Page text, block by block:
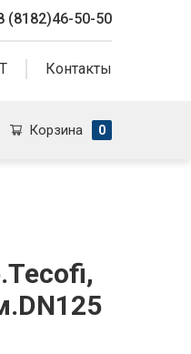
(8182)46-50-50
Контакты
Корзина 0